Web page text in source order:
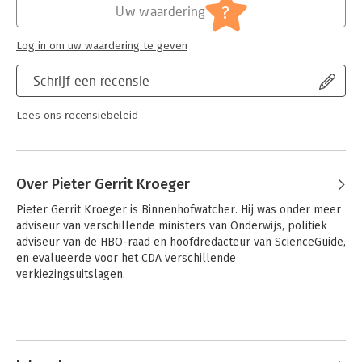
Hoofdrubriek: Mens en maatschappij
Schrijf een recensie
Lees ons recensiebeleid
Uw waardering ?
Log in om uw waardering te geven
Over Pieter Gerrit Kroeger
Pieter Gerrit Kroeger is Binnenhofwatcher. Hij was onder meer
adviseur van verschillende ministers van Onderwijs, politiek
adviseur van de HBO-raad en hoofdredacteur van ScienceGuide,
en evalueerde voor het CDA verschillende
verkiezingsuitslagen.